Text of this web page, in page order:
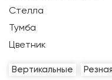
Стелла
Тумба
Цветник
Вертикальные Резная